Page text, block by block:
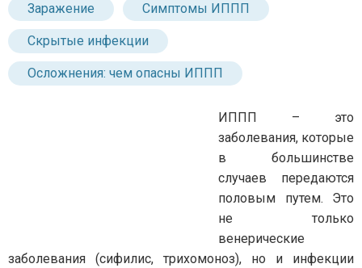
Заражение Симптомы ИППП
Скрытые инфекции
Осложнения: чем опасны ИППП
ИППП – это
заболевания, которые
в большинстве
случаев передаются
половым путем. Это
не только
венерические
заболевания (сифилис, трихомоноз), но и инфекции